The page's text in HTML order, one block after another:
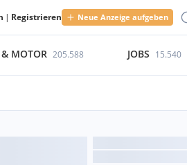
| Registrieren Neue Anzeige aufgeben
MOTOR 205.588 JOBS 15.540